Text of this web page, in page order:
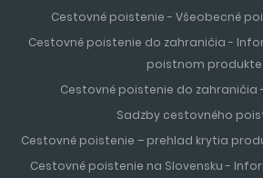
Cestovné poistenie - Všeobecné
Cestovné poistenie do zahraničia -
poistnom produkte
Cestovné poistenie do zahraničia
Sadzby cestovného
Cestovné poistenie – prehlad krytia
Cestovné poistenie na Slovensku -